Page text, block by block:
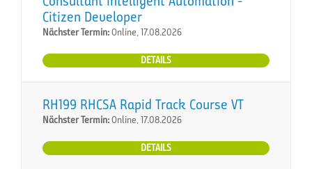
Citizen Developer
Nächster Termin:Online, 17.08.2026
DETAILS
RH199 RHCSA Rapid Track Course VT
Nächster Termin:Online, 17.08.2026
DETAILS